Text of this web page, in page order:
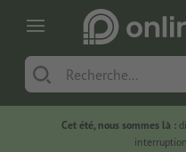
Cet été, nous sommes là :